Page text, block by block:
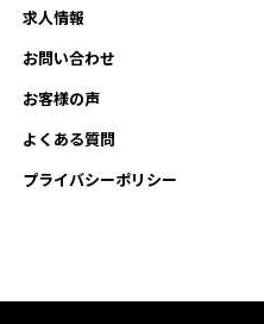
求人情報
お問い合わせ
お客様の声
よくある質問
プライバシーポリシー